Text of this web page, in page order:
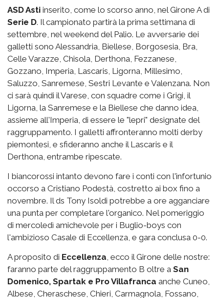
ASD Asti inserito, come lo scorso anno, nel Girone A di
Serie D. Il campionato partirà la prima settimana di
settembre, nel weekend del Palio. Le avversarie dei
galletti sono Alessandria, Biellese, Borgosesia, Bra,
Celle Varazze, Chisola, Derthona, Fezzanese,
Gozzano, Imperia, Lascaris, Ligorna, Millesimo,
Saluzzo, Sanremese, Sestri Levante e Valenzana. Non
ci sarà quindi il Varese, con squadre come i Grigi, il
Ligorna, la Sanremese e la Biellese che danno idea,
assieme all'Imperia, di essere le "lepri" designate del
raggruppamento. I galletti affronteranno molti derby
piemontesi, e sfideranno anche il Lascaris e il
Derthona, entrambe ripescate.
I biancorossi intanto devono fare i conti con l'infortunio
occorso a Cristiano Podestà, costretto ai box fino a
novembre. Il ds Tony Isoldi potrebbe a ore agganciare
una punta per completare l'organico. Nel pomeriggio
di mercoledì amichevole per i Buglio-boys con
l'ambizioso Casale di Eccellenza, e gara conclusa 0-0.
A proposito di Eccellenza, ecco il Girone delle nostre:
faranno parte del raggruppamento B oltre a San
Domenico, Spartak e Pro Villafranca anche Cuneo,
Albese, Cheraschese, Chieri, Carmagnola, Fossano,